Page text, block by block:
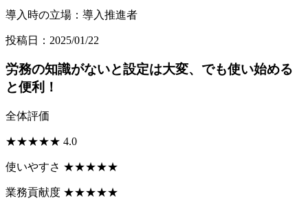
導入時の立場：導入推進者
投稿日：2025/01/22
労務の知識がないと設定は大変、でも使い始める
と便利！
全体評価
★★★★★ 4.0
使いやすさ ★★★★★
業務貢献度 ★★★★★